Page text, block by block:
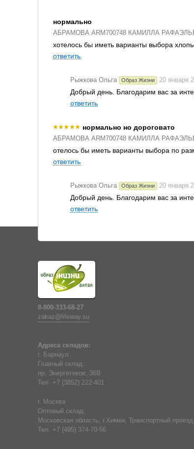
нормально
АБРАМОВА ARM700748 КАМИЛЛА
хотелось бы иметь варианты выбора
ответить
Рыжкова Ольга Образ Жизни 20 января
Добрый день. Благодарим вас за
ответить
нормально но дороговато
АБРАМОВА ARM700748 КАМИЛЛА
отелось бы иметь варианты выбора по
ответить
Рыжкова Ольга Образ Жизни 20 января
Добрый день. Благодарим вас за
ответить
8-800-333-68-27
zakaz@lifeway.su
Адреса складов:
г. Барнаул
Главный склад:
пр. Энергетиков, 36В
Тел. +7 (3852) 222-401
г. Москва
Оптовый склад:
Московская область, г.Химки, Транспортный
Тел. +7 (495) 374-70-56